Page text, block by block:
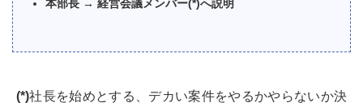
本部長 → 経営会議メンバー(*)へ説明
(*)社長を始めとする、デカい案件をやるかやらないか決